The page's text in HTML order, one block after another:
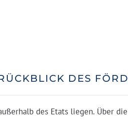
DES
des Etats liegen. Über